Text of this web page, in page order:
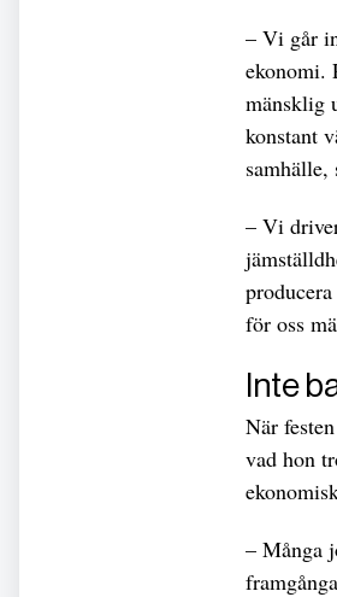
– Vi går
ekonomi.
mänsklig
konstant
samhälle,
– Vi
för oss
Inte
När
vad hon
– Många